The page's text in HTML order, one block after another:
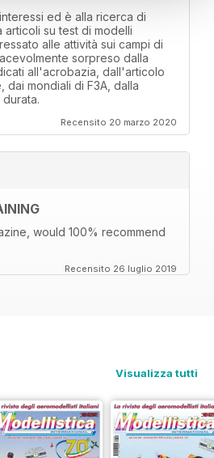
ed è alla ricerca di
articoli su test di modelli
alle attività sui campi di
sorpreso dalla
all'acrobazia, dall'articolo
mondiali di F3A, dalla
Recensito 20 marzo 2020
would 100% recommend
Recensito 26 luglio 2019
Visualizza tutti